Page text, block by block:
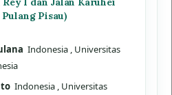
Pisau)
Indonesia , Universitas
Indonesia , Universitas